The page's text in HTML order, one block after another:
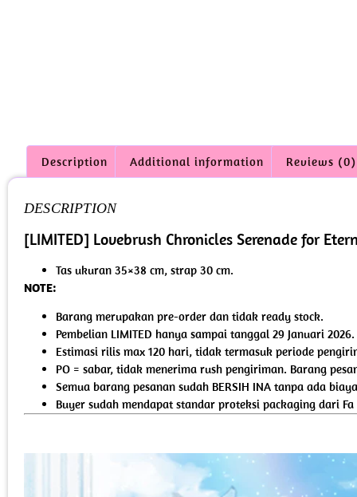
Description Additional information Reviews (0)
DESCRIPTION
[LIMITED] Lovebrush Chronicles Serenade for
Tas ukuran 35×38 cm, strap 30 cm.
NOTE:
Barang merupakan pre-order dan tidak ready stock.
Pembelian LIMITED hanya sampai tanggal 29 Januari 2026.
Estimasi rilis max 120 hari, tidak termasuk periode
PO = sabar, tidak menerima rush pengiriman. Barang
Semua barang pesanan sudah BERSIH INA tanpa ada
Buyer sudah mendapat standar proteksi packaging dari